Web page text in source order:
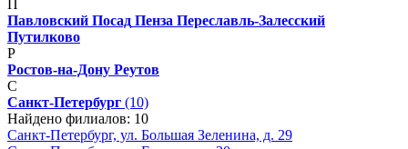
П
Павловский Посад Пенза Переславль-Залесский
Путилково
Р
Ростов-на-Дону Реутов
С
Санкт-Петербург (10)
Найдено филиалов: 10
Санкт-Петербург, ул. Большая Зеленина, д. 29